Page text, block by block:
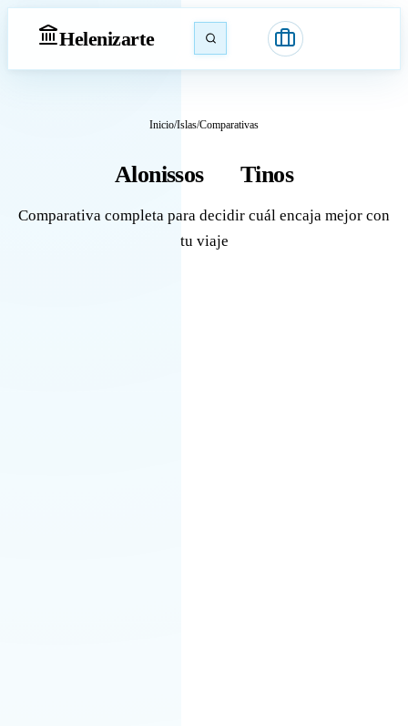
Helenizarte
Inicio/Islas/Comparativas
Alonissos Tinos
Comparativa completa para decidir cuál encaja mejor con
tu viaje